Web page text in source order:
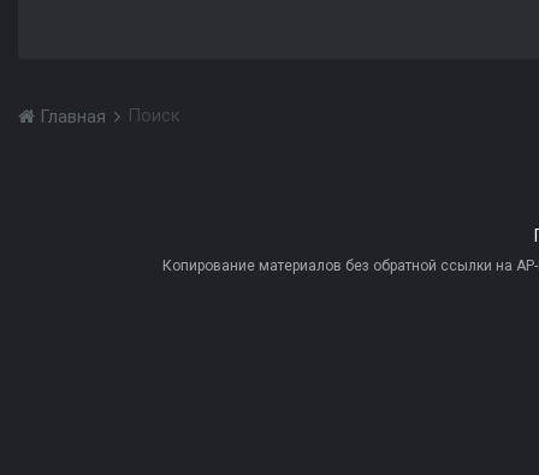
Главная Поиск
Копирование материалов без обратной ссылки на